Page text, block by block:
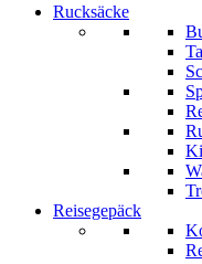
Rucksäcke
Reisegepäck